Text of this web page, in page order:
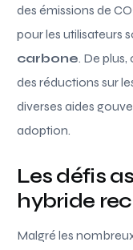
des émissions de
pour les utilisateurs
carbone. De
des réductions sur
diverses aides
adoption.
Les défis
hybride
Malgré les